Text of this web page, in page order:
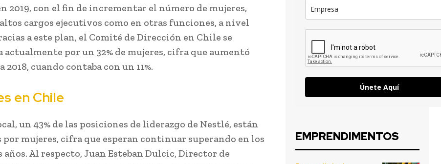
2019, con el fin de incrementar el número de mujeres,
cargos ejecutivos como en otras funciones, a nivel
a este plan, el Comité de Dirección en Chile se
actualmente por un 32% de mujeres, cifra que aumentó
2018, cuando contaba con un 11%.
en Chile
un 43% de las posiciones de liderazgo de Nestlé, están
por mujeres, cifra que esperan continuar superando en los
Al respecto, Juan Esteban Dulcic, Director de
Únete Aquí
EMPRENDIMENTOS